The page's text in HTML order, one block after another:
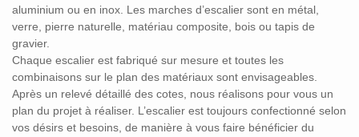
aluminium ou en inox. Les marches d’escalier sont en métal,
verre, pierre naturelle, matériau composite, bois ou tapis de
gravier.
Chaque escalier est fabriqué sur mesure et toutes les
combinaisons sur le plan des matériaux sont envisageables.
Après un relevé détaillé des cotes, nous réalisons pour vous un
plan du projet à réaliser. L’escalier est toujours confectionné selon
vos désirs et besoins, de manière à vous faire bénéficier du